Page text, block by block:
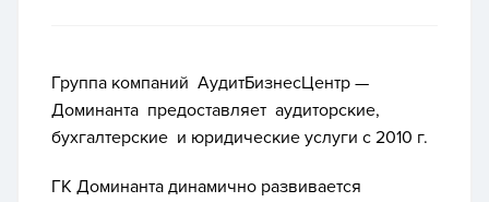
Группа компаний АудитБизнесЦентр —
Доминанта предоставляет аудиторские,
бухгалтерские и юридические услуги с 2010 г.
ГК Доминанта динамично развивается